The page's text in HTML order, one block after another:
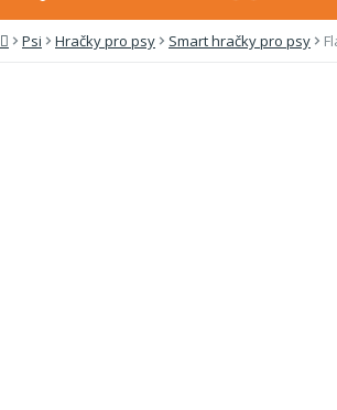
Domů
Psi Hračky pro psy Smart hračky pro psy